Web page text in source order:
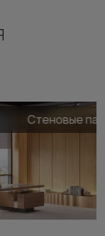
Стеновые